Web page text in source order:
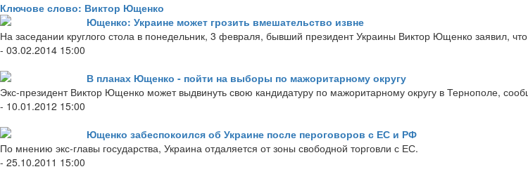
Ключове слово: Виктор Ющенко
Ющенко: Украине может грозить вмешательство извне
На заседании круглого стола в понедельник, 3 февраля, бывший президент Украины Виктор Ющенко заявил,
- 03.02.2014 15:00
В планах Ющенко - пойти на выборы по мажоритарному округу
Экс-президент Виктор Ющенко может выдвинуть свою кандидатуру по мажоритарному округу в Тернополе,
- 10.01.2012 15:00
Ющенко забеспокоился об Украине после пероговоров с ЕС и РФ
По мнению экс-главы государства, Украина отдаляется от зоны свободной торговли с ЕС.
- 25.10.2011 15:00